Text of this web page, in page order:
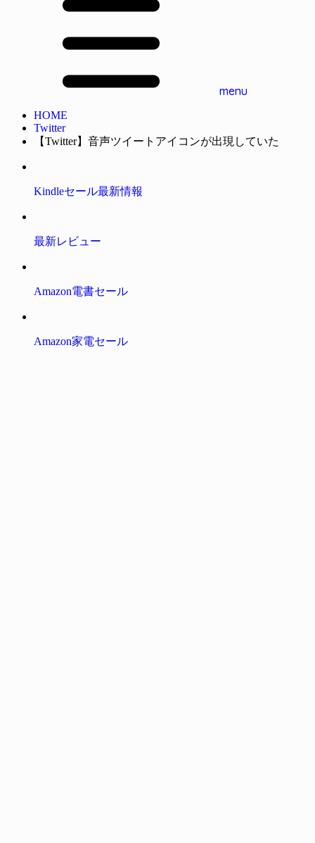
menu
HOME
Twitter
【Twitter】音声ツイートアイコンが出現していた
Kindleセール最新情報
最新レビュー
Amazon電書セール
Amazon家電セール